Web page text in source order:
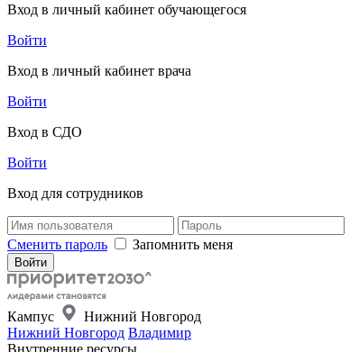
Вход в личный кабинет обучающегося
Войти
Вход в личный кабинет врача
Войти
Вход в СДО
Войти
Вход для сотрудников
Сменить пароль Запомнить меня
Кампус
Нижний Новгород
Нижний Новгород Владимир
Внутренние ресурсы